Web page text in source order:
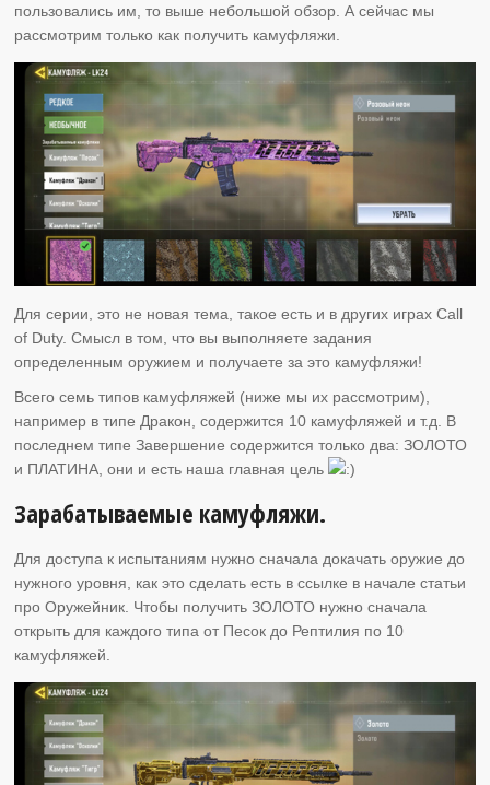
пользовались им, то выше небольшой обзор. А сейчас мы
рассмотрим только как получить камуфляжи.
Для серии, это не новая тема, такое есть и в других играх Call
of Duty. Смысл в том, что вы выполняете задания
определенным оружием и получаете за это камуфляжи!
Всего семь типов камуфляжей (ниже мы их рассмотрим),
например в типе Дракон, содержится 10 камуфляжей и т.д. В
последнем типе Завершение содержится только два: ЗОЛОТО
и ПЛАТИНА, они и есть наша главная цель
Зарабатываемые камуфляжи.
Для доступа к испытаниям нужно сначала докачать оружие до
нужного уровня, как это сделать есть в ссылке в начале статьи
про Оружейник. Чтобы получить ЗОЛОТО нужно сначала
открыть для каждого типа от Песок до Рептилия по 10
камуфляжей.